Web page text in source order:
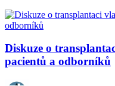
Diskuze o
pacientů a odborníků